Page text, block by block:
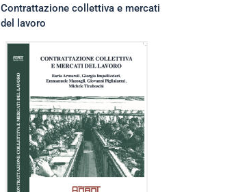
Contrattazione collettiva e mercati
del lavoro